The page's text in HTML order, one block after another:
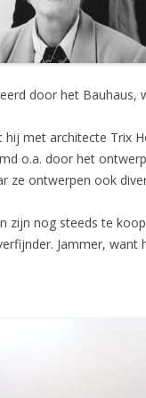
WASSILY KANDINSKY
POUL KJAERHOLM
PAUL KLEE
INGER KLINGENBERG
FLORENCE KNOLL BASSETT
WILLY VAN DER MEEREN
SLING-
STANDARD
STOEL 703
STOEL
TULIP
WASSILY
door het Bauhaus,
hij met architecte Trix
o.a. door het
ze ontwerpen ook
zijn nog steeds te
Jammer,